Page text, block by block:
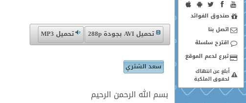
صندوق الفوائد
اتصل بنا
اقترح سلسلة
أبلغ عن انتهاك
لحقوق الملكية
تحميل AVI بجودة 288p تحميل MP3
سعد الشثري
بسم الله الرحمن الرحيم